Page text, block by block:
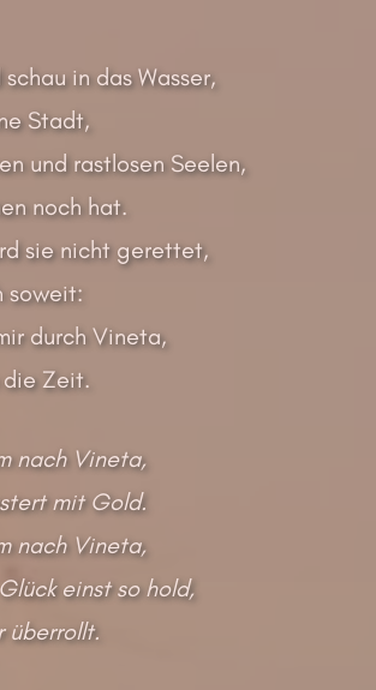
in das Wasser,
Stadt,
und rastlosen Seelen,
noch hat.
sie nicht gerettet,
soweit:
durch Vineta,
Zeit.
nach Vineta,
mit Gold.
nach Vineta,
einst so hold,
überrollt.